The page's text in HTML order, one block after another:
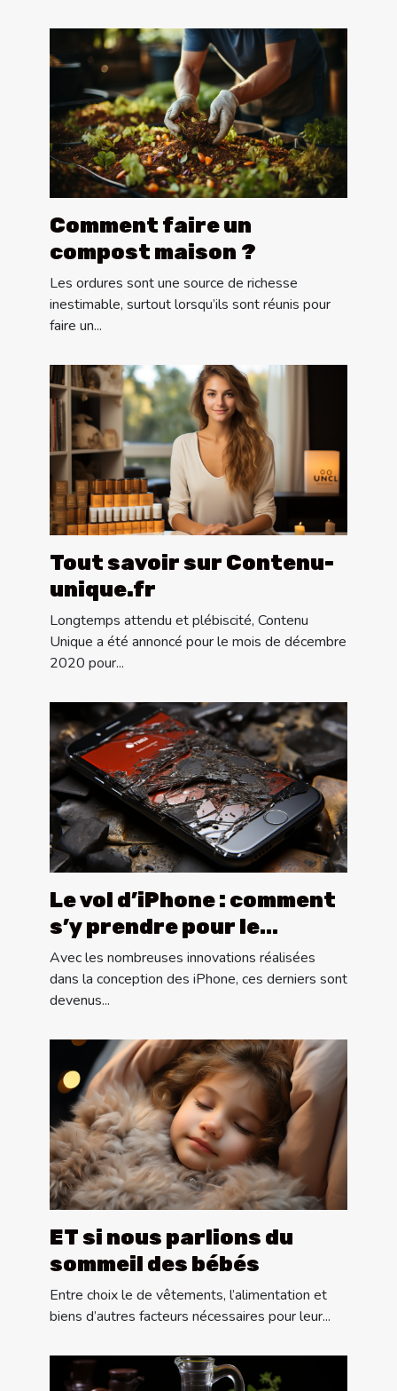
Comment faire un
compost maison ?
Les ordures sont une source de richesse
inestimable, surtout lorsqu’ils sont réunis pour
faire un...
Tout savoir sur Contenu-
unique.fr
Longtemps attendu et plébiscité, Contenu
Unique a été annoncé pour le mois de décembre
2020 pour...
Le vol d’iPhone : comment
s’y prendre pour le
récupérer ?
Avec les nombreuses innovations réalisées
dans la conception des iPhone, ces derniers sont
devenus...
ET si nous parlions du
sommeil des bébés
Entre choix le de vêtements, l’alimentation et
biens d’autres facteurs nécessaires pour leur...